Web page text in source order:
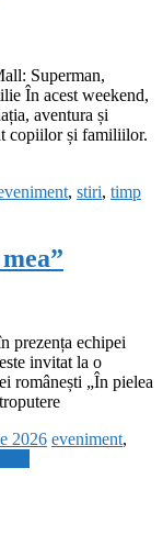
Superman,
În acest weekend,
aventura și
copiilor și familiilor.
, stiri, timp
prezența echipei
invitat la o
românești „În pielea
2026 eveniment,